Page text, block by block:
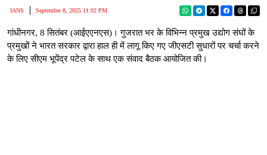
IANS September 8, 2025 11:02 PM
गांधीनगर, 8 सितंबर (आईएएनएस)। गुजरात भर के विभिन्न प्रमुख उद्योग संघों के
प्रमुखों ने भारत सरकार द्वारा हाल ही में लागू किए गए जीएसटी सुधारों पर चर्चा करने
के लिए सीएम भूपेंद्र पटेल के साथ एक संवाद बैठक आयोजित की।